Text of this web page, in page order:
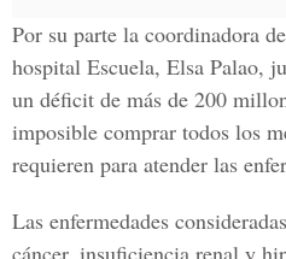
Por su parte la coordinadora
hospital Escuela, Elsa Palao,
un déficit de más de 200
imposible comprar todos los
requieren para atender las
Las enfermedades
cáncer, insuficiencia renal y